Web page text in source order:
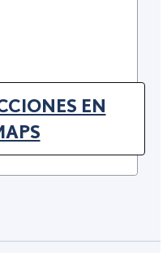
EN
IN NEW TAB)